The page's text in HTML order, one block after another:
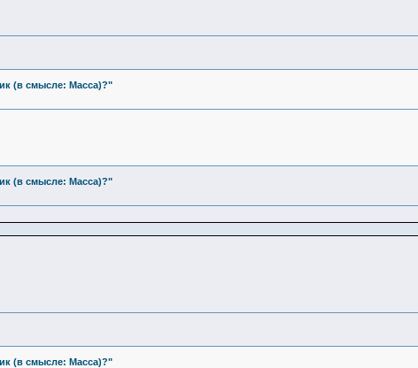
(в смысле: Масса)?"
(в смысле: Масса)?"
(в смысле: Масса)?"